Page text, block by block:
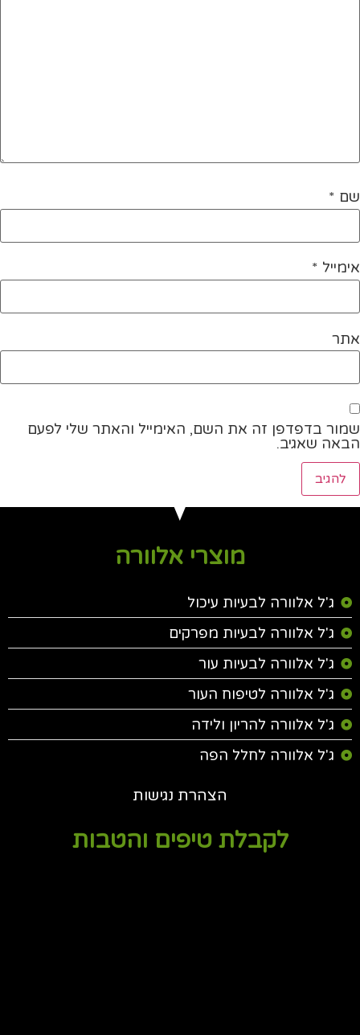
שם *
אימייל *
אתר
שמור בדפדפן זה את השם, האימייל והאתר שלי לפעם
הבאה שאגיב.
מוצרי אלוורה
ג'ל אלוורה לבעיות עיכול
ג'ל אלוורה לבעיות מפרקים
ג'ל אלוורה לבעיות עור
ג'ל אלוורה לטיפוח העור
ג'ל אלוורה להריון ולידה
ג'ל אלוורה לחלל הפה
הצהרת נגישות
לקבלת טיפים והטבות